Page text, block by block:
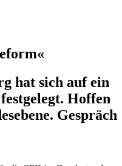
hat sich auf ein
Hoffen
Gespräch